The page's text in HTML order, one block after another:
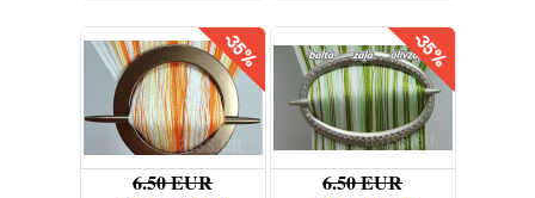
SKATĪT PIRKT SKATĪT PIRKT
6.50 EUR 6.50 EUR